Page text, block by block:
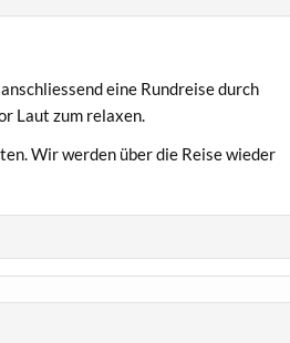
eine Rundreise durch
Laut zum relaxen.
Wir werden über die Reise wieder